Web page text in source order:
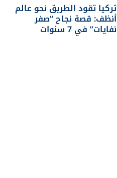
تركيا تقود الطريق نحو عالم
أنظف: قصة نجاح “صفر
نفايات” في 7 سنوات